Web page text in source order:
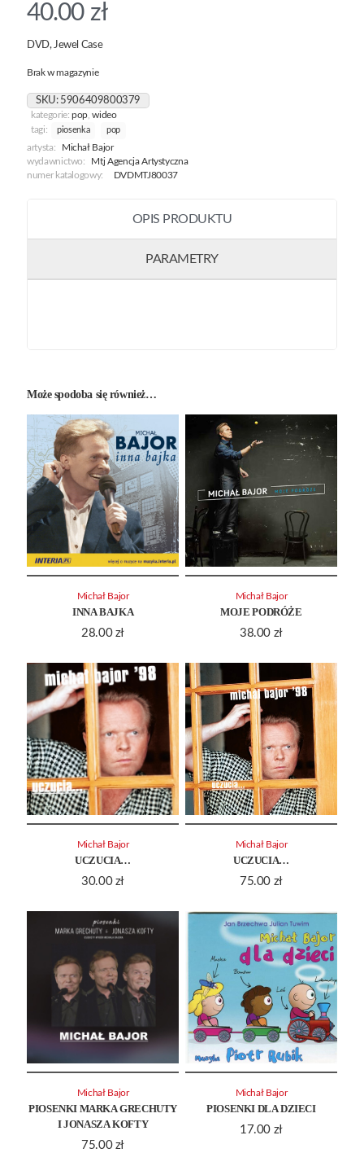
40.00 zł
DVD, Jewel Case
Brak w magazynie
SKU: 5906409800379
kategorie:pop,wideo
tagi:
piosenka pop
artysta:
Michał Bajor
wydawnictwo:
Mtj Agencja Artystyczna
numer katalogowy:
DVDMTJ80037
OPIS PRODUKTU
PARAMETRY
Może spodoba się również…
INNA BAJKA
28.00 zł
Michał Bajor
MOJE PODRÓŻE
38.00 zł
Michał Bajor
UCZUCIA…
30.00 zł
Michał Bajor
UCZUCIA…
75.00 zł
Michał Bajor
PIOSENKI MARKA GRECHUTY
I JONASZA KOFTY
75.00 zł
Michał Bajor
PIOSENKI DLA DZIECI
17.00 zł
Michał Bajor